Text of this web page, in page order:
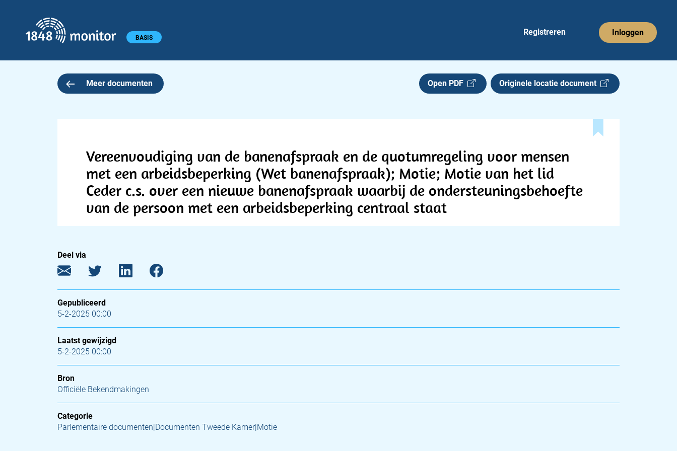
Hoofdmenu BASIS
Registreren Inloggen
Meer documenten Open PDF Originele locatie document
Vereenvoudiging van de banenafspraak en de quotumregeling voor mensen
met een arbeidsbeperking (Wet banenafspraak); Motie; Motie van het lid
Ceder c.s. over een nieuwe banenafspraak waarbij de ondersteuningsbehoefte
van de persoon met een arbeidsbeperking centraal staat
Deel via
Gepubliceerd
5-2-2025 00:00
Laatst gewijzigd
5-2-2025 00:00
Bron
Officiële Bekendmakingen
Categorie
Parlementaire documenten|Documenten Tweede Kamer|Motie